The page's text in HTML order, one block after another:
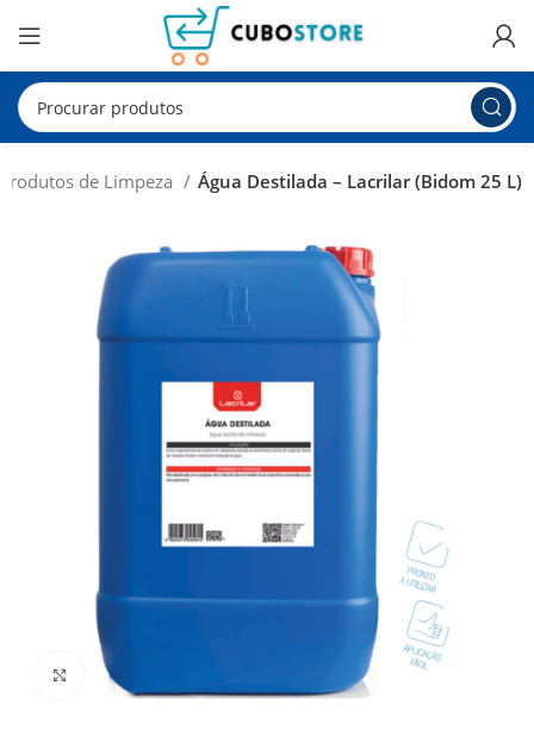
Produtos de Limpeza Água Destilada – Lacrilar (Bidom 25 L)
Clique para ampliar